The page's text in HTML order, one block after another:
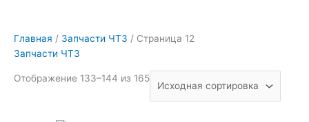
Главная / Запчасти ЧТЗ / Страница 12
Запчасти ЧТЗ
Отображение 133–144 из 165